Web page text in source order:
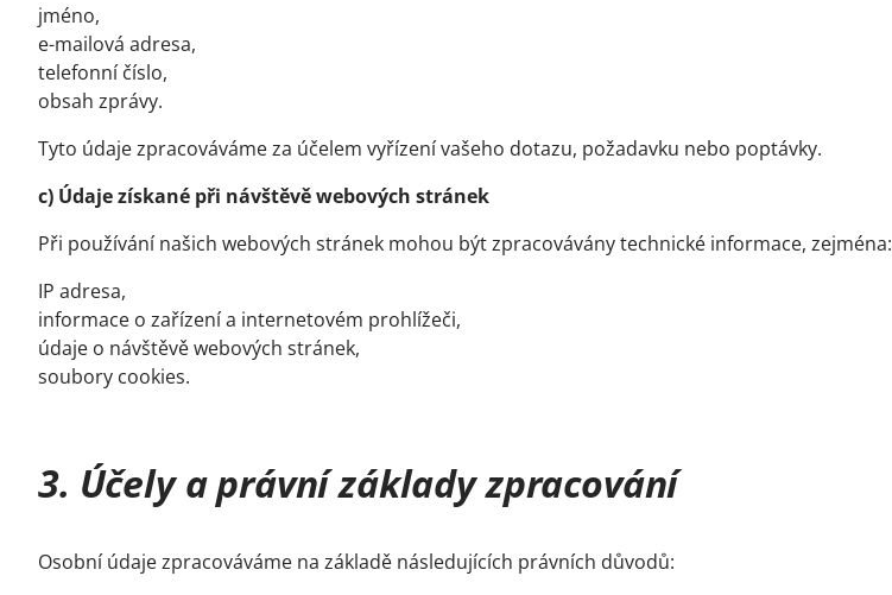
jméno,
e-mailová adresa,
telefonní číslo,
obsah zprávy.
Tyto údaje zpracováváme za účelem vyřízení vašeho dotazu, požadavku nebo poptávky.
c) Údaje získané při návštěvě webových stránek
Při používání našich webových stránek mohou být zpracovávány technické informace, zejména:
IP adresa,
informace o zařízení a internetovém prohlížeči,
údaje o návštěvě webových stránek,
soubory cookies.
3. Účely a právní základy zpracování
Osobní údaje zpracováváme na základě následujících právních důvodů: